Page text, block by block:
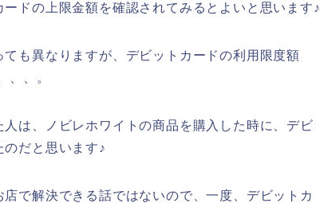
ドの上限金額を確認されてみるとよいと思います♪
も異なりますが、デビットカードの利用限度額
、、。
は、ノビレホワイトの商品を購入した時に、デビ
だと思います♪
で解決できる話ではないので、一度、デビットカ